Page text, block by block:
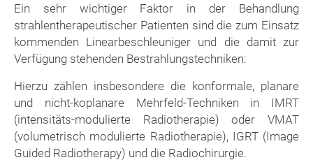
Ein sehr wichtiger Faktor in der Behandlung
strahlentherapeutischer Patienten sind die zum Einsatz
kommenden Linearbeschleuniger und die damit zur
Verfügung stehenden Bestrahlungstechniken:
Hierzu zählen insbesondere die konformale, planare
und nicht-koplanare Mehrfeld-Techniken in IMRT
(intensitäts-modulierte Radiotherapie) oder VMAT
(volumetrisch modulierte Radiotherapie), IGRT (Image
Guided Radiotherapy) und die Radiochirurgie.